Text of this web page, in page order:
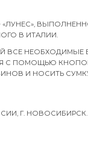
В ИТАЛИИ.
ВСЕ НЕОБХОДИМЫЕ
С ПОМОЩЬЮ
И НОСИТЬ
Г. НОВОСИБИРСК.